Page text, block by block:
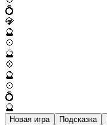
💍
💎
🔮
💠
🔮
💠
🔮
💠
💍
🔮
Новая игра Подсказка